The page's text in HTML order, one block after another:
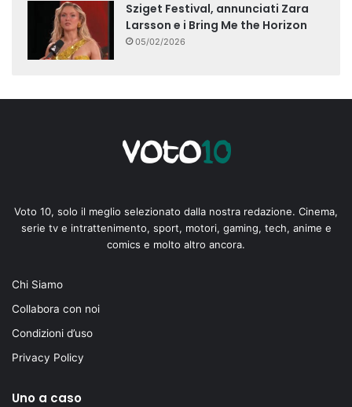
Sziget Festival, annunciati Zara
Larsson e i Bring Me the Horizon
05/02/2026
Voto 10, solo il meglio selezionato dalla nostra redazione. Cinema,
serie tv e intrattenimento, sport, motori, gaming, tech, anime e
comics e molto altro ancora.
Chi Siamo
Collabora con noi
Condizioni d’uso
Privacy Policy
Uno a caso